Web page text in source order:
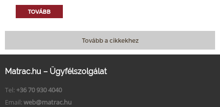
TOVÁBB
Tovább a cikkekhez
Matrac.hu – Ügyfélszolgálat
Tel: +36 70 930 4040
Email: web@matrac.hu